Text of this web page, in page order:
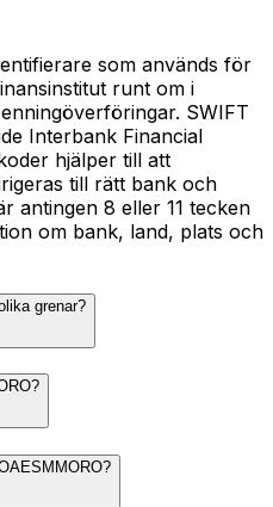
som används för
runt om i
SWIFT
Interbank Financial
hjälper till att
till rätt bank och
antingen 8 eller 11 tecken
om bank, land, plats och
grenar?